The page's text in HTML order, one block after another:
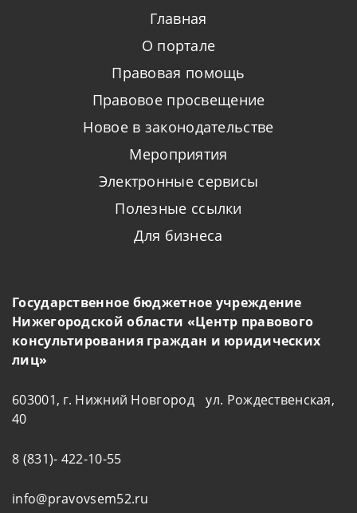
Главная
О портале
Правовая помощь
Правовое просвещение
Новое в законодательстве
Мероприятия
Электронные сервисы
Полезные ссылки
Для бизнеса
Государственное бюджетное учреждение
Нижегородской области «Центр правового
консультирования граждан и юридических
лиц»
603001, г. Нижний Новгород ул. Рождественская,
40
8 (831)- 422-10-55
info@pravovsem52.ru